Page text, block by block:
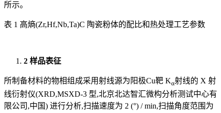
所示。
表 1 高熵(Zr,Hf,Nb,Ta)C 陶瓷粉体的配比和热处理工艺参数
2 样品表征
所制备材料的物相组成采用射线源为阳极Cu靶 Kα射线的 X 射
线衍射仪(XRD,MSXD-3 型,北京北达智汇微构分析测试中心有
限公司,中国) 进行分析,扫描速度为 2 (°) / min,扫描角度范围为